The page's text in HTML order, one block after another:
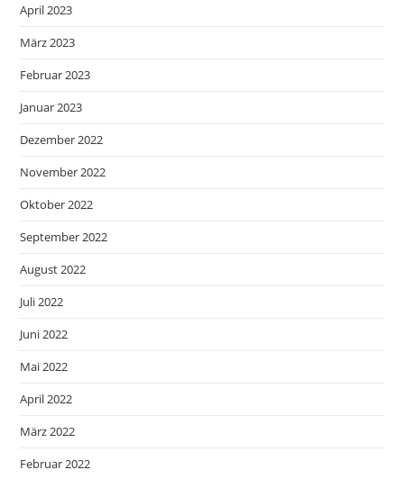
April 2023
März 2023
Februar 2023
Januar 2023
Dezember 2022
November 2022
Oktober 2022
September 2022
August 2022
Juli 2022
Juni 2022
Mai 2022
April 2022
März 2022
Februar 2022